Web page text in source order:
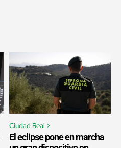
Ciudad Real >
El eclipse pone en marcha